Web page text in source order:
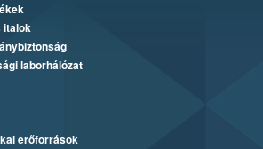
italok
laborhálózat
erőforrások